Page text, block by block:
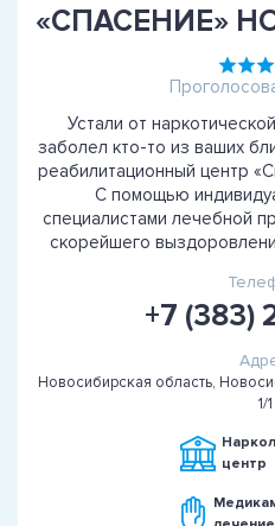
«СПАСЕНИЕ»
Устали от
заболел кто-то из ваших
реабилитационный центр
С помощью
специалистами лечебной
скорейшего
+7 (383)
Новосибирская область,
1/1
центр